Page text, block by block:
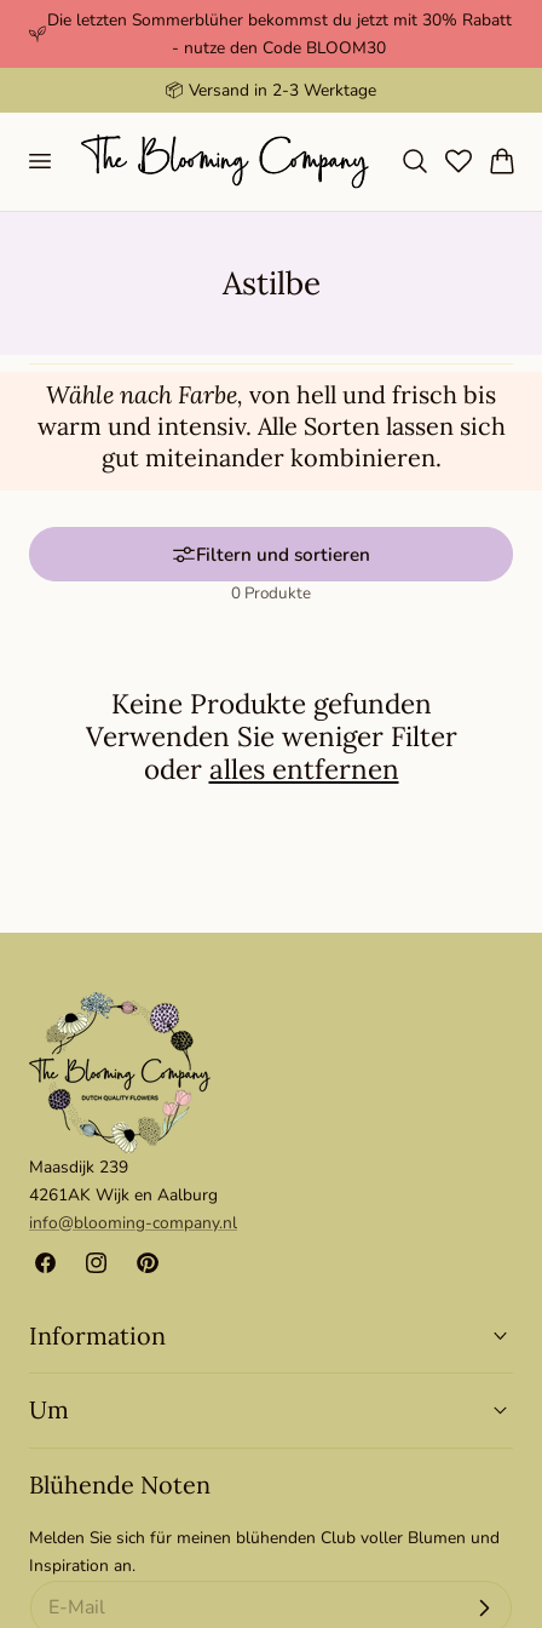
springen
Die letzten Sommerblüher bekommst du jetzt mit 30% Rabatt
- nutze den Code BLOOM30
📦 Versand in 2-3 Werktage
Warenkorb
S
m
m
l
u
g
:
Astilbe
Wähle nach Farbe, von hell und frisch bis
warm und intensiv. Alle Sorten lassen sich
gut miteinander kombinieren.
Filtern und sortieren
0 Produkte
Keine Produkte gefunden
Verwenden Sie weniger Filter
oder alles entfernen
Maasdijk 239
4261AK Wijk en Aalburg
info@blooming-company.nl
FacebookInstagramPinterest
Information
Um
Blühende Noten
Melden Sie sich für meinen blühenden Club voller Blumen und
Inspiration an.